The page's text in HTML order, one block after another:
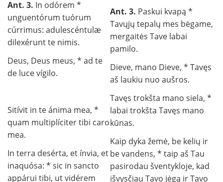
Ant. 3. In odórem *
unguentórum tuórum
cúrrimus: adulescéntulæ
dilexérunt te nimis.
Deus, Deus meus, * ad te
de luce vígilo.
Sitívit in te ánima mea, *
quam multiplíciter tibi caro
mea.
In terra desérta, et ínvia, et
inaquósa: * sic in sancto
appárui tibi, ut vidérem
Ant. 3. Paskui kvapą *
Tavųjų tepalų mes bėgame,
mergaitės Tave labai
pamilo.
Dieve, mano Dieve, * Tavęs
aš laukiu nuo aušros.
Tavęs trokšta mano siela, *
labai trokšta Tavęs mano
kūnas.
Kaip dyka žemė, be kelių ir
be vandens, * taip aš Tau
pasirodau šventykloje, kad
išvysčiau Tavo jėgą ir Tavo